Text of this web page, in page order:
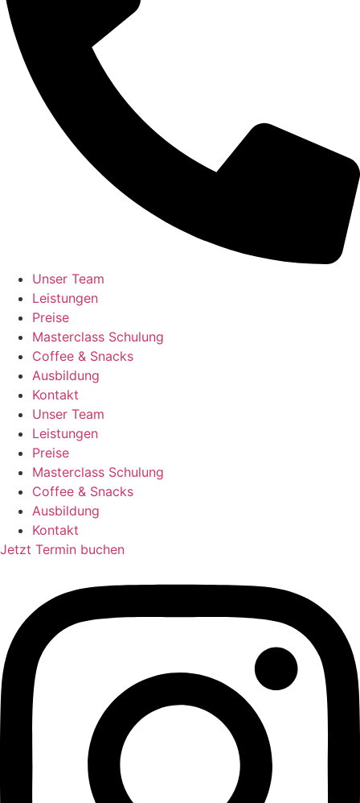
Unser Team
Leistungen
Preise
Masterclass Schulung
Coffee & Snacks
Ausbildung
Kontakt
Unser Team
Leistungen
Preise
Masterclass Schulung
Coffee & Snacks
Ausbildung
Kontakt
Jetzt Termin buchen